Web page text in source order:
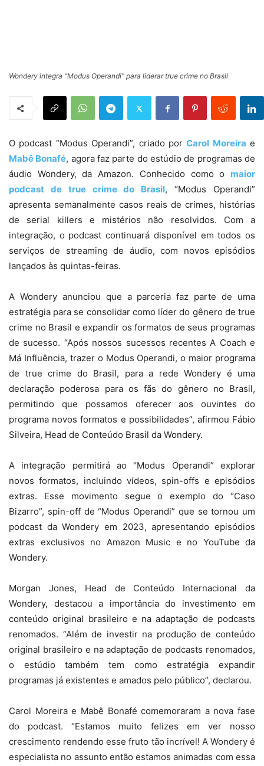
Wondery integra "Modus Operandi" para liderar true crime no Brasil
O podcast “Modus Operandi”, criado porCarol Moreira e
Mabê Bonafé, agora faz parte do estúdio de programas de
áudio Wondery, da Amazon. Conhecido como o maior
podcast de true crime do Brasil, “Modus Operandi”
apresenta semanalmente casos reais de crimes, histórias
de serial killers e mistérios não resolvidos. Com a
integração, o podcast continuará disponível em todos os
serviços de streaming de áudio, com novos episódios
lançados às quintas-feiras.
A Wondery anunciou que a parceria faz parte de uma
estratégia para se consolidar como líder do gênero de true
crime no Brasil e expandir os formatos de seus programas
de sucesso. “Após nossos sucessos recentes A Coach e
Má Influência, trazer o Modus Operandi, o maior programa
de true crime do Brasil, para a rede Wondery é uma
declaração poderosa para os fãs do gênero no Brasil,
permitindo que possamos oferecer aos ouvintes do
programa novos formatos e possibilidades”, afirmou Fábio
Silveira, Head de Conteúdo Brasil da Wondery.
A integração permitirá ao “Modus Operandi” explorar
novos formatos, incluindo vídeos, spin-offs e episódios
extras. Esse movimento segue o exemplo do “Caso
Bizarro”, spin-off de “Modus Operandi” que se tornou um
podcast da Wondery em 2023, apresentando episódios
extras exclusivos no Amazon Music e no YouTube da
Wondery.
Morgan Jones, Head de Conteúdo Internacional da
Wondery, destacou a importância do investimento em
conteúdo original brasileiro e na adaptação de podcasts
renomados. “Além de investir na produção de conteúdo
original brasileiro e na adaptação de podcasts renomados,
o estúdio também tem como estratégia expandir
programas já existentes e amados pelo público”, declarou.
Carol Moreira e Mabê Bonafé comemoraram a nova fase
do podcast. “Estamos muito felizes em ver nosso
crescimento rendendo esse fruto tão incrível! A Wondery é
especialista no assunto então estamos animadas com essa